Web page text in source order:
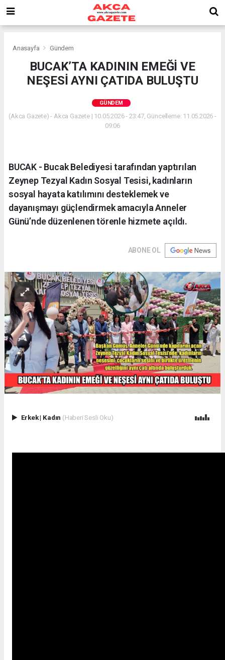
Anasayfa Gündem
BUCAK’TA KADININ EMEĞİ VE
NEŞESİ AYNI ÇATIDA BULUŞTU
GÜNDEM
(Akca Gazete) - Akca Gazete | 10.05.2026 - 23:47, Güncelleme: 11.05.2026 -
09:06
BUCAK - Bucak Belediyesi tarafından yaptırılan
Zeynep Tezyal Kadın Sosyal Tesisi, kadınların
sosyal hayata katılımını desteklemek ve
dayanışmayı güçlendirmek amacıyla Anneler
Günü’nde düzenlenen törenle hizmete açıldı.
ABONE OL
Erkek| Kadın (Haberi Sesli Oku)